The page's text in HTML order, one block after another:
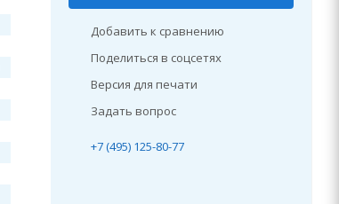
Добавить к сравнению
Поделиться в соцсетях
Версия для печати
Задать вопрос
+7 (495) 125-80-77